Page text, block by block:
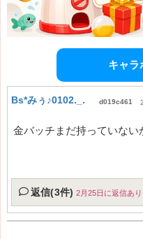
キャラ
Bs*みぅ♪0102._. d019c461
金バッチまだ持っていない
返信(3件) 2月25日に返信あり